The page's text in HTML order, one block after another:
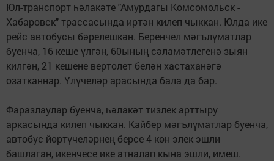
Юл-транспорт һәлакәте "Амурдагы Комсомольск -
Хабаровск" трассасында иртән килеп чыккан. Юлда ике
рейс автобусы бәрелешкән. Беренчел мәгълүматлар
буенча, 16 кеше үлгән, 60ының сәламәтлегенә зыян
килгән, 21 кешене вертолет белән хастаханәгә
озатканнар. Үлүчеләр арасында бала да бар.
Фаразлаулар буенча, һәлакәт тизлек арттыру
аркасында килеп чыккан. Кайбер мәгълүматлар буенча,
автобус йөртүчеләрнең берсе 4 көн элек эшли
башлаган, икенчесе ике атналап кына эшли, имеш.